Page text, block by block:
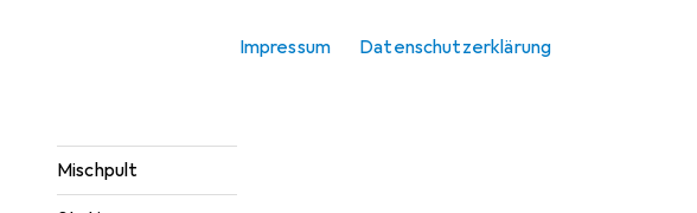
Impressum Datenschutzerklärung
Mischpult